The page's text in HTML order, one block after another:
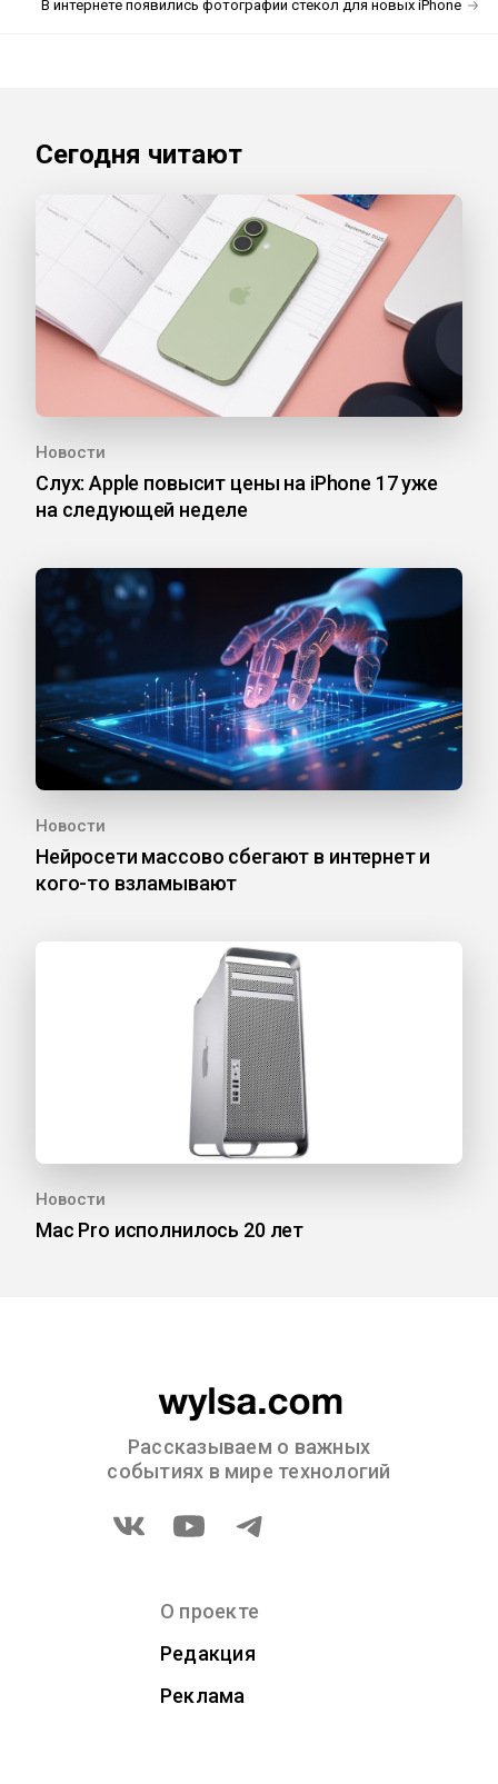
В интернете появились фотографии стекол для новых iPhone
Сегодня читают
Новости
Слух: Apple повысит цены на iPhone 17 уже
на следующей неделе
Новости
Нейросети массово сбегают в интернет и
кого-то взламывают
Новости
Mac Pro исполнилось 20 лет
Рассказываем о важных
событиях в мире технологий
О проекте
Редакция
Реклама